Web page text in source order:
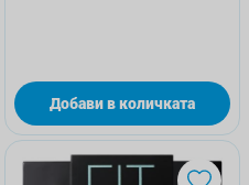
Добави в количката